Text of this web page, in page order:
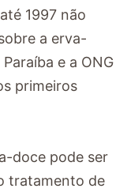
1997 não
a erva-
e a ONG
primeiros
doce pode ser
tratamento de